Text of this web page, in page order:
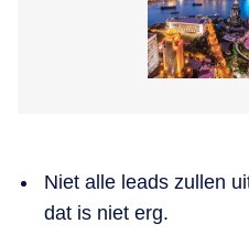
Niet alle leads zullen
dat is niet erg.